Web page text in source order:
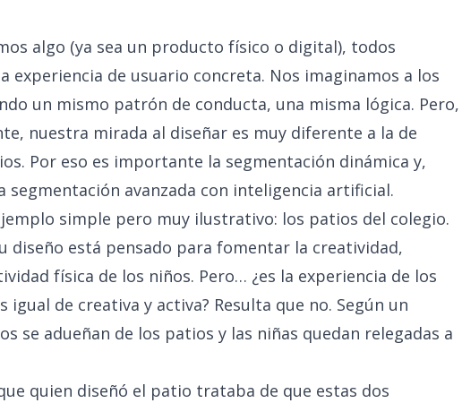
algo (ya sea un producto físico o digital), todos
experiencia de usuario concreta. Nos imaginamos a los
un mismo patrón de conducta, una misma lógica. Pero,
nuestra mirada al diseñar es muy diferente a la de
Por eso es importante la segmentación dinámica y,
segmentación avanzada con inteligencia artificial.
simple pero muy ilustrativo: los patios del colegio.
diseño está pensado para fomentar la creatividad,
física de los niños. Pero… ¿es la experiencia de los
igual de creativa y activa? Resulta que no. Según un
se adueñan de los patios y las niñas quedan relegadas a
quien diseñó el patio trataba de que estas dos